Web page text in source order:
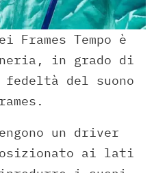
Frames Tempo è
in grado di
del suono
un driver
ai lati